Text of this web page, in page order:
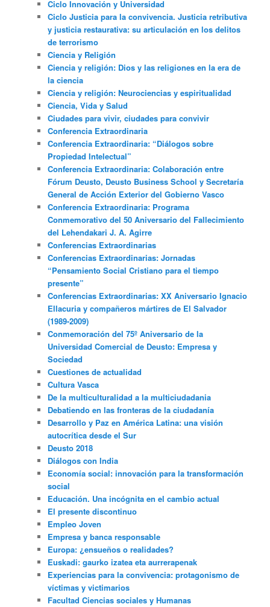
Ciclo Innovación y Universidad
Ciclo Justicia para la convivencia. Justicia retributiva
y justicia restaurativa: su articulación en los delitos
de terrorismo
Ciencia y Religión
Ciencia y religión: Dios y las religiones en la era de
la ciencia
Ciencia y religión: Neurociencias y espiritualidad
Ciencia, Vida y Salud
Ciudades para vivir, ciudades para convivir
Conferencia Extraordinaria
Conferencia Extraordinaria: “Diálogos sobre
Propiedad Intelectual”
Conferencia Extraordinaria: Colaboración entre
Fórum Deusto, Deusto Business School y Secretaría
General de Acción Exterior del Gobierno Vasco
Conferencia Extraordinaria: Programa
Conmemorativo del 50 Aniversario del Fallecimiento
del Lehendakari J. A. Agirre
Conferencias Extraordinarias
Conferencias Extraordinarias: Jornadas
“Pensamiento Social Cristiano para el tiempo
presente”
Conferencias Extraordinarias: XX Aniversario Ignacio
Ellacuria y compañeros mártires de El Salvador
(1989-2009)
Conmemoración del 75º Aniversario de la
Universidad Comercial de Deusto: Empresa y
Sociedad
Cuestiones de actualidad
Cultura Vasca
De la multiculturalidad a la multiciudadania
Debatiendo en las fronteras de la ciudadanía
Desarrollo y Paz en América Latina: una visión
autocrítica desde el Sur
Deusto 2018
Diálogos con India
Economía social: innovación para la transformación
social
Educación. Una incógnita en el cambio actual
El presente discontinuo
Empleo Joven
Empresa y banca responsable
Europa: ¿ensueños o realidades?
Euskadi: gaurko izatea eta aurrerapenak
Experiencias para la convivencia: protagonismo de
víctimas y victimarios
Facultad Ciencias sociales y Humanas